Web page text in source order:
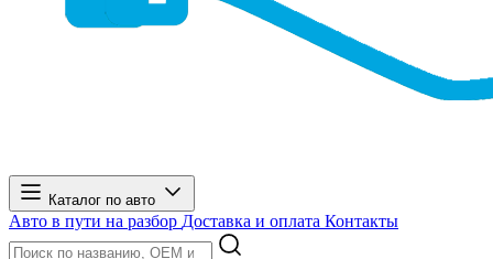
Каталог по авто
Авто в пути на разбор Доставка и оплата Контакты